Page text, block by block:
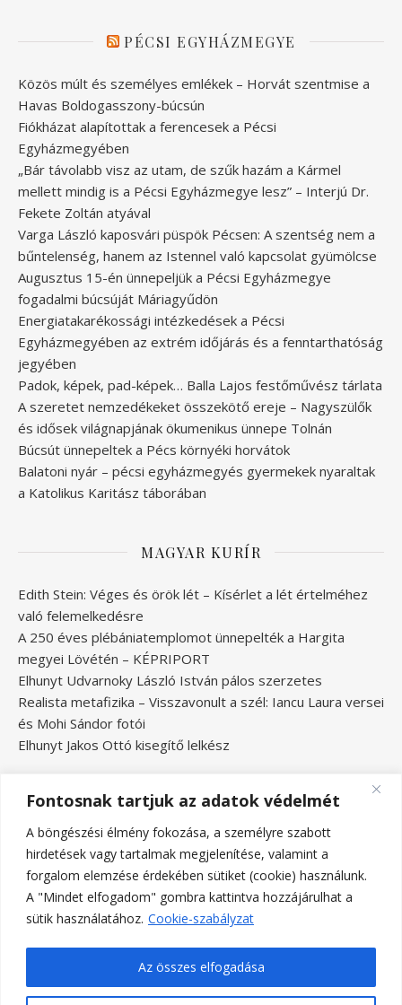
Fontosnak tartjuk az adatok védelmét
A böngészési élmény fokozása, a személyre szabott
hirdetések vagy tartalmak megjelenítése, valamint a
forgalom elemzése érdekében sütiket (cookie) használunk.
A "Mindet elfogadom" gombra kattintva hozzájárulhat a
sütik használatához. Cookie-szabályzat
Az összes elfogadása
PÉCSI EGYHÁZMEGYE
Közös múlt és személyes emlékek – Horvát szentmise a
Havas Boldogasszony-búcsún
Fiókházat alapítottak a ferencesek a Pécsi
Egyházmegyében
„Bár távolabb visz az utam, de szűk hazám a Kármel
mellett mindig is a Pécsi Egyházmegye lesz” – Interjú Dr.
Fekete Zoltán atyával
Varga László kaposvári püspök Pécsen: A szentség nem a
bűntelenség, hanem az Istennel való kapcsolat gyümölcse
Augusztus 15-én ünnepeljük a Pécsi Egyházmegye
fogadalmi búcsúját Máriagyűdön
Energiatakarékossági intézkedések a Pécsi
Egyházmegyében az extrém időjárás és a fenntarthatóság
jegyében
Padok, képek, pad-képek… Balla Lajos festőművész tárlata
A szeretet nemzedékeket összekötő ereje – Nagyszülők
és idősek világnapjának ökumenikus ünnepe Tolnán
Búcsút ünnepeltek a Pécs környéki horvátok
Balatoni nyár – pécsi egyházmegyés gyermekek nyaraltak
a Katolikus Karitász táborában
MAGYAR KURÍR
Edith Stein: Véges és örök lét – Kísérlet a lét értelméhez
való felemelkedésre
A 250 éves plébániatemplomot ünnepelték a Hargita
megyei Lövétén – KÉPRIPORT
Elhunyt Udvarnoky László István pálos szerzetes
Realista metafizika – Visszavonult a szél: Iancu Laura versei
és Mohi Sándor fotói
Elhunyt Jakos Ottó kisegítő lelkész